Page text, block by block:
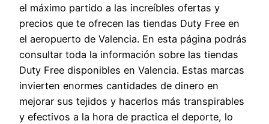
el máximo partido a las increíbles ofertas y
precios que te ofrecen las tiendas Duty Free en
el aeropuerto de Valencia. En esta página podrás
consultar toda la información sobre las tiendas
Duty Free disponibles en Valencia. Estas marcas
invierten enormes cantidades de dinero en
mejorar sus tejidos y hacerlos más transpirables
y efectivos a la hora de practica el deporte, lo